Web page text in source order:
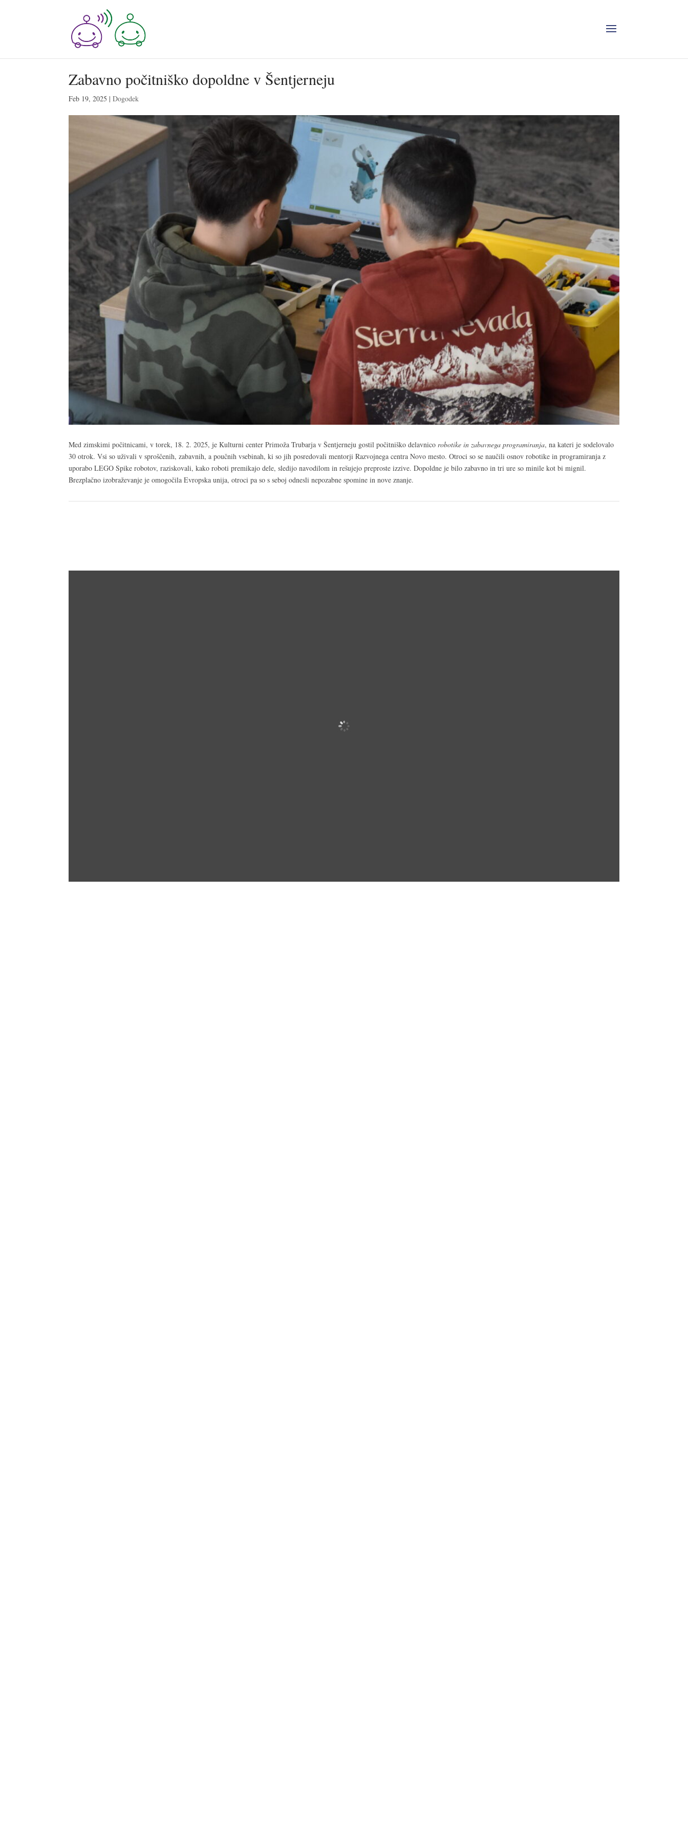
Zabavno počitniško dopoldne v Šentjerneju
Feb 19, 2025 |Dogodek
Med zimskimi počitnicami, v torek, 18. 2. 2025, je Kulturni center Primoža Trubarja v Šentjerneju gostil počitniško delavnicorobotike in zabavnega programiranja, na kateri je sodelovalo
30 otrok. Vsi so uživali v sproščenih, zabavnih, a poučnih vsebinah, ki so jih posredovali mentorji Razvojnega centra Novo mesto. Otroci so se naučili osnov robotike in programiranja z
uporabo LEGO Spike robotov, raziskovali, kako roboti premikajo dele, sledijo navodilom in rešujejo preproste izzive. Dopoldne je bilo zabavno in tri ure so minile kot bi mignil.
Brezplačno izobraževanje je omogočila Evropska unija, otroci pa so s seboj odnesli nepozabne spomine in nove znanje.